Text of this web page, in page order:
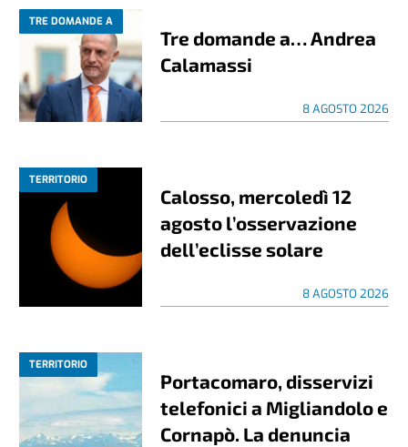
TRE DOMANDE A
Tre domande a… Andrea
Calamassi
8 AGOSTO 2026
TERRITORIO
Calosso, mercoledì 12
agosto l’osservazione
dell’eclisse solare
8 AGOSTO 2026
TERRITORIO
Portacomaro, disservizi
telefonici a Migliandolo e
Cornapò. La denuncia